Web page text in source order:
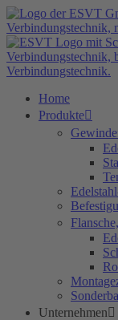
Zum
Inhalt
springen
Home
Produkte
Unternehmen